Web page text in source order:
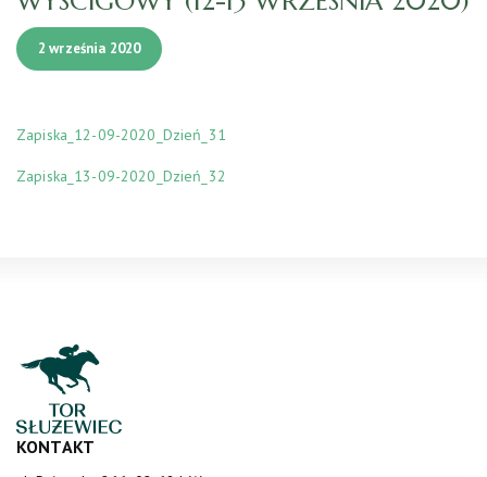
2 września 2020
Zapiska_12-09-2020_Dzień_31
Zapiska_13-09-2020_Dzień_32
KONTAKT